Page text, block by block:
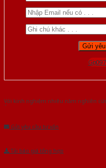
Gọi
Với kinh nghiệm nhiêu năm nghiên
Gửi yêu cầu tư vấn
Tải báo giá tổng hợp